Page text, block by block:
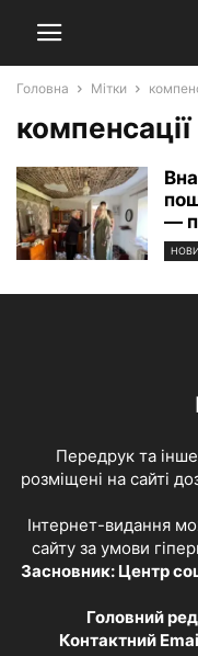
Головна Мітки
компенсації
—
Передрук та
розміщені на сайті
Інтернет-видання
сайту за умови
Засновник: Центр
Головний
Контактний